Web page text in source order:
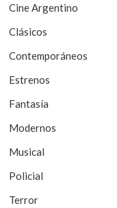
e
e
n
t
r
a
d
a
s
Cine Argentino
Clásicos
Contemporáneos
Estrenos
Fantasía
Modernos
Musical
Policial
Terror